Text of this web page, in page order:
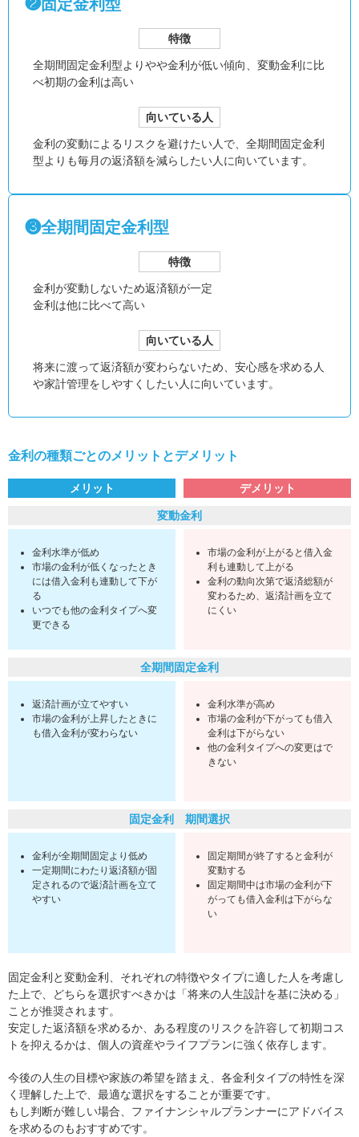
❷固定金利型
特徴
全期間固定金利型よりやや金利が低い傾向、 変動金利に比
べ初期の金利は高い
向いている人
金利の変動によるリスクを避けたい人で、全期間固定金利
型よりも毎月の返済額を減らしたい人に向いています。
❸全期間固定金利型
特徴
金利が変動しないため返済額が一定
金利は他に比べて高い
向いている人
将来に渡って返済額が変わらないため、安心感を求める人
や家計管理をしやすくしたい人に向いています。
金利の種類ごとのメリットとデメリット
メリット デメリット
変動金利
金利水準が低め
市場の金利が低くなったとき
には借入金利も連動して下が
る
いつでも他の金利タイプへ変
更できる
市場の金利が上がると借入金
利も連動して上がる
金利の動向次第で返済総額が
変わるため、返済計画を立て
にくい
全期間固定金利
返済計画が立てやすい
市場の金利が上昇したときに
も借入金利が変わらない
金利水準が高め
市場の金利が下がっても借入
金利は下がらない
他の金利タイプへの変更はで
きない
固定金利 期間選択
金利が全期間固定より低め
一定期間にわたり返済額が固
定されるので返済計画を立て
やすい
固定期間が終了すると金利が
変動する
固定期間中は市場の金利が下
がっても借入金利は下がらな
い
固定金利と変動金利、それぞれの特徴やタイプに適した人を考慮し
た上で、どちらを選択すべきかは「将来の人生設計を基に決める」
ことが推奨されます。
安定した返済額を求めるか、ある程度のリスクを許容して初期コス
トを抑えるかは、個人の資産やライフプランに強く依存します。
今後の人生の目標や家族の希望を踏まえ、各金利タイプの特性を深
く理解した上で、最適な選択をすることが重要です。
もし判断が難しい場合、ファイナンシャルプランナーにアドバイス
を求めるのもおすすめです。